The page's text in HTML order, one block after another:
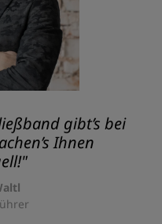
gibt’s bei
Ihnen